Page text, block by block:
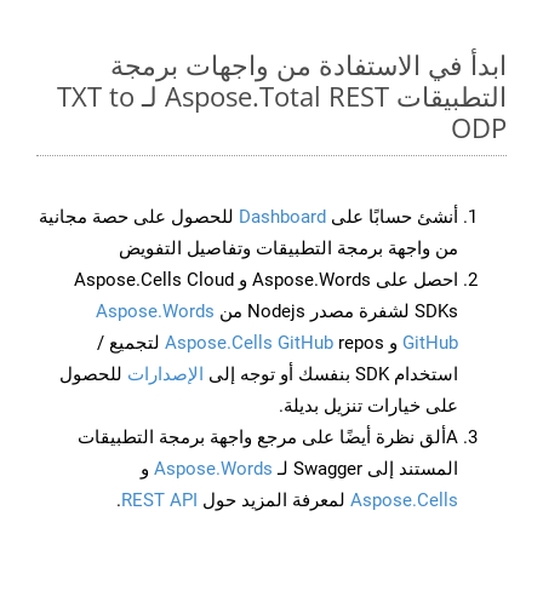
ابدأ في الاستفادة من واجهات برمجة
التطبيقات Aspose.Total REST لـ TXT to
ODP
أنشئ حسابًا على Dashboard للحصول على حصة مجانية
من واجهة برمجة التطبيقات وتفاصيل التفويض
احصل على Aspose.Words و Aspose.Cells Cloud
SDKs لشفرة مصدر Nodejs من
Aspose.Words
GitHub و Aspose.Cells GitHub repos لتجميع /
استخدام SDK بنفسك أو توجه إلى
الإصدارات للحصول
على خيارات تنزيل بديلة.
Aألق نظرة أيضًا على مرجع واجهة برمجة التطبيقات
المستند إلى Swagger لـ
Aspose.Words و
Aspose.Cells لمعرفة المزيد حول REST API
.